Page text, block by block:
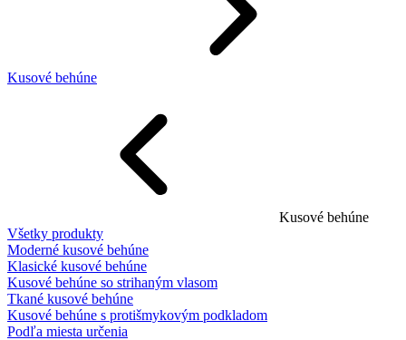
Kusové behúne
Kusové behúne
Všetky produkty
Moderné kusové behúne
Klasické kusové behúne
Kusové behúne so strihaným vlasom
Tkané kusové behúne
Kusové behúne s protišmykovým podkladom
Podľa miesta určenia